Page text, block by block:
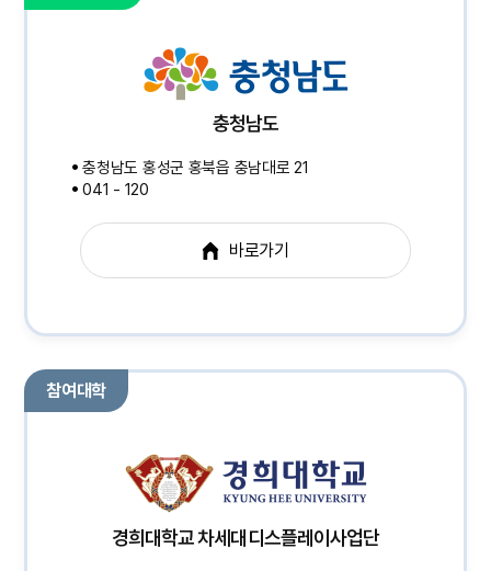
충청남도
충청남도 홍성군 홍북읍 충남대로 21
041 - 120
바로가기
참여대학
경희대학교 차세대디스플레이사업단